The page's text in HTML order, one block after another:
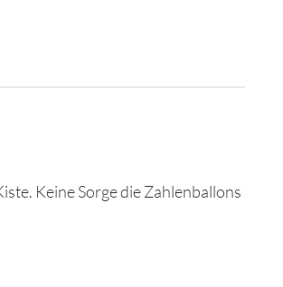
Keine Sorge die Zahlenballons